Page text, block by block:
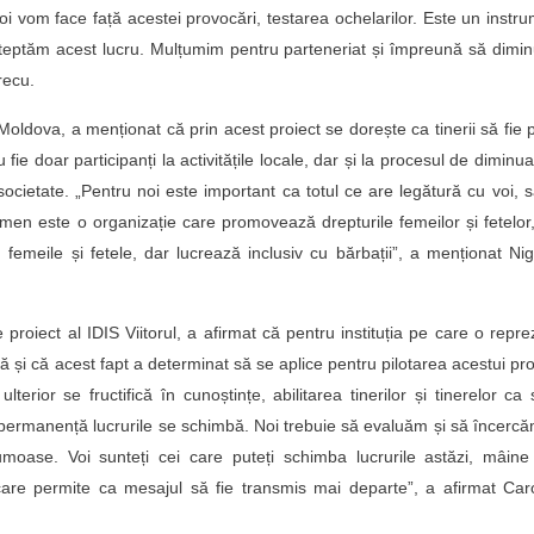
vom face față acestei provocări, testarea ochelarilor. Este un
acest lucru. Mulțumim pentru parteneriat și împreună să
a menționat că prin acest proiect se dorește ca tinerii să fie
doar participanți la activitățile locale, dar și la procesul de
„Pentru noi este important ca totul ce are legătură cu voi,
este o organizație care promovează drepturile femeilor și
și fetele, dar lucrează inclusiv cu bărbații”, a menționat
al IDIS Viitorul, a afirmat că pentru instituția pe care o
și că acest fapt a determinat să se aplice pentru pilotarea acestui
se fructifică în cunoștințe, abilitarea tinerilor și tinerelor ca
lucrurile se schimbă. Noi trebuie să evaluăm și să
Voi sunteți cei care puteți schimba lucrurile astăzi,
permite ca mesajul să fie transmis mai departe”, a afirmat